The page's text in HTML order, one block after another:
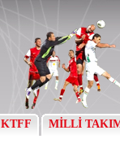
KTFF MİLLİ